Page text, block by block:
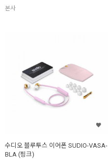
본사
수디오 블루투스 이어폰 SUDIO-VASA-
BLA (핑크)